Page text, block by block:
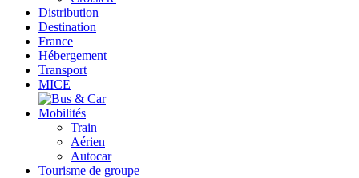
Distribution
Destination
France
Hébergement
Transport
MICE
Mobilités
Train
Aérien
Autocar
Tourisme de groupe